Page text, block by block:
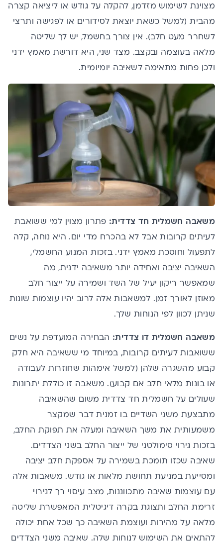
מצוינת לשימוש מזדמן, להקלה על גודש או ליציאה קצרה
מהבית (למשל כשאת יוצאת לסידורים או לפגישה ותרצי
לשחרר מעט חלב). אין צורך בחשמל, יש לך שליטה
מלאה בעוצמה ובקצב. מצד שני, היא דורשת מאמץ ידני
ולכן פחות מתאימה לשאיבה יומיומית.
משאבה חשמלית חד צדדית: פתרון מצוין למי ששואבת
לעיתים קרובות אבל לא בהכרח מדי יום. היא נוחה, קלה
לתפעול וחוסכת מאמץ ידני. בזכות המנוע החשמלי,
השאיבה יציבה ואחידה יותר משאיבה ידנית, מה
שמאפשר ריקון יעיל של השד ושמירה על ייצור חלב
מאוזן לאורך זמן. למשאבות אלה לרוב יהיו עוצמות שונות
שניתן לכוון לפי הנוחות שלך.
משאבה חשמלית דו צדדית: הבחירה המועדפת על נשים
ששואבות לעיתים קרובות, במיוחד מי ששאיבה היא חלק
קבוע מהשגרה שלהן (למשל אימהות שחוזרות לעבודה
או בונות מלאי חלב אם קבוע). משאבה זו כוללת יתרונות
שעולים על חשמלית חד צדדית משום שהשאיבה
מתבצעת משני השדיים בו זמנית דבר שמקצר
משמעותית את משך השאיבה ומעלה את תפוקת החלב,
בזכות גירוי סימולטני של ייצור החלב בשני הצדדים.
שאיבה שכזו תומכת בשמירה על אספקת חלב יציבה
ומסייעת במניעת תחושת מלאות או גודש. משאבות אלה
עם עוצמות שאיבה מתכווננות, מצב עיסוי רך לגירוי
זרימת החלב ותצוגת בקרה דיגיטלית המאפשרת שליטה
מלאה על מהירות ועוצמת השאיבה כך שכל אחת יכולה
להתאים את השימוש לנוחות שלה. שאיבה משני הצדדים